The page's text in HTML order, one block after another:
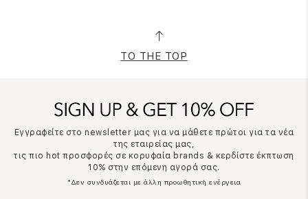
TO THE TOP
Εγγραφείτε στο newsletter μας για να μάθετε πρώτοι για τα νέα
της εταιρείας μας,
τις πιο hot προσφορές σε κορυφαία brands & κερδίστε έκπτωση
10% στην επόμενη αγορά σας.
*Δεν συνδυάζεται με άλλη προωθητική ενέργεια